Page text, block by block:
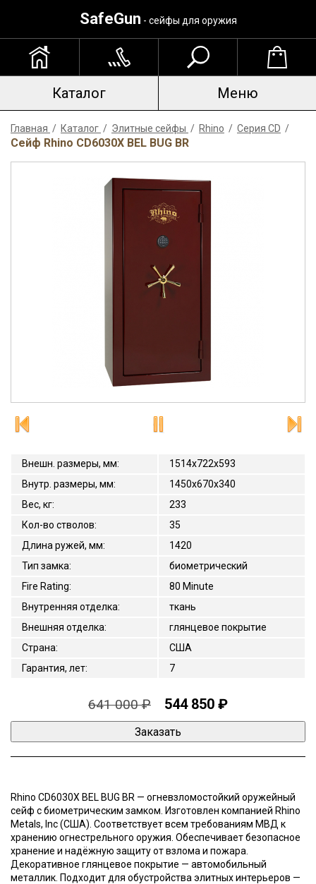
SafeGun - сейфы для оружия
Каталог Меню
Главная / Каталог / Элитные сейфы / Rhino / Серия CD /
Сейф Rhino CD6030X BEL BUG BR
Внешн. размеры, мм:
1514x722x593
Внутр. размеры, мм:
1450х670х340
Вес, кг:
233
Кол-во стволов:
35
Длина ружей, мм:
1420
Тип замка:
биометрический
Fire Rating:
80 Minute
Внутренняя отделка:
ткань
Внешняя отделка:
глянцевое покрытие
Страна:
США
Гарантия, лет: 7
641 000 ₽ 544 850 ₽
Rhino CD6030X BEL BUG BR — огневзломостойкий оружейный
сейф с биометрическим замком. Изготовлен компанией Rhino
Metals, Inc (США). Соответствует всем требованиям МВД к
хранению огнестрельного оружия. Обеспечивает безопасное
хранение и надёжную защиту от взлома и пожара.
Декоративное глянцевое покрытие — автомобильный
металлик. Подходит для обустройства элитных интерьеров —